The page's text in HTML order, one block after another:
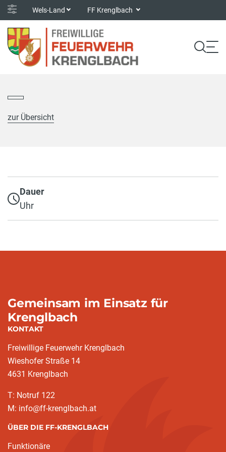
Wels-Land FF Krenglbach
zur Übersicht
Dauer
Uhr
Gemeinsam im Einsatz für
Krenglbach
KONTAKT
Freiwillige Feuerwehr Krenglbach
Wieshofer Straße 14
4631 Krenglbach
T: Notruf 122
M: info@ff-krenglbach.at
ÜBER DIE FF-KRENGLBACH
Funktionäre